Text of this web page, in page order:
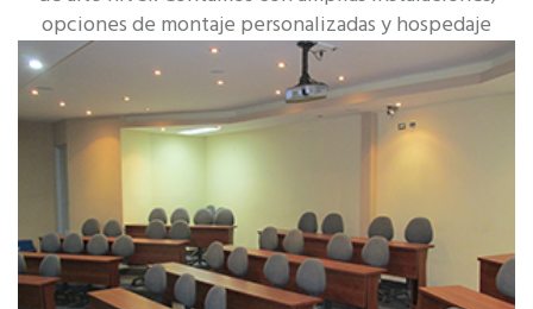
opciones de montaje personalizadas y hospedaje